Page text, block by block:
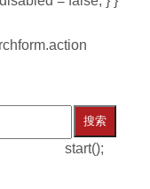
搜索
start();